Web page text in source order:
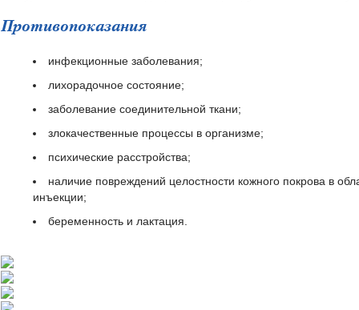
Противопоказания
инфекционные заболевания;
лихорадочное состояние;
заболевание соединительной ткани;
злокачественные процессы в организме;
психические расстройства;
наличие повреждений целостности кожного покрова в
инъекции;
беременность и лактация.